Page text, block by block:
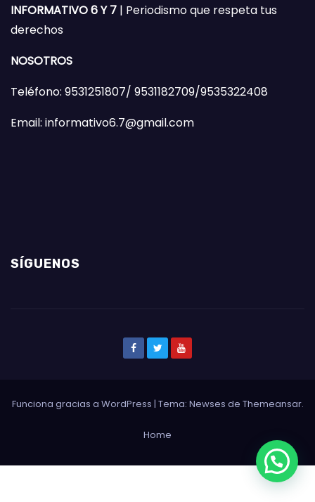
INFORMATIVO 6 Y 7 | Periodismo que respeta tus
derechos
NOSOTROS
Teléfono: 9531251807/ 9531182709/9535322408
Email: informativo6.7@gmail.com
SÍGUENOS
Funciona gracias a WordPress | Tema: Newses de Themeansar.
Home